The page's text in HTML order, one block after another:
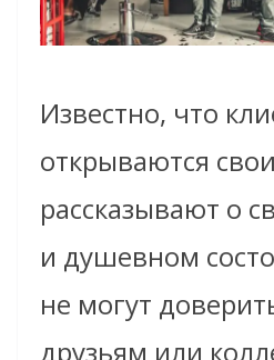
Известно, что
открываются
рассказывают о
и душевном
не могут
друзьям или